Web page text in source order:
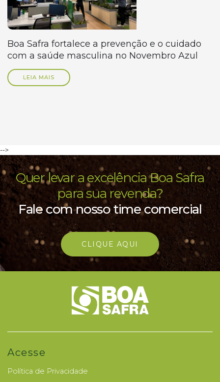
Boa Safra fortalece a prevenção e o cuidado
com a saúde masculina no Novembro Azul
LEIA MAIS
-->
Quer levar a excelência Boa Safra
para sua revenda?
Fale com nosso time comercial
CLIQUE AQUI
Acesse
Política de Privacidade